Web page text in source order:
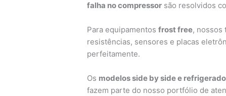
falha no compressor são resolvidos
Para equipamentosfrost free, nossos
resistências, sensores e placas
perfeitamente.
Os modelos side by side e
fazem parte do nosso portfólio de